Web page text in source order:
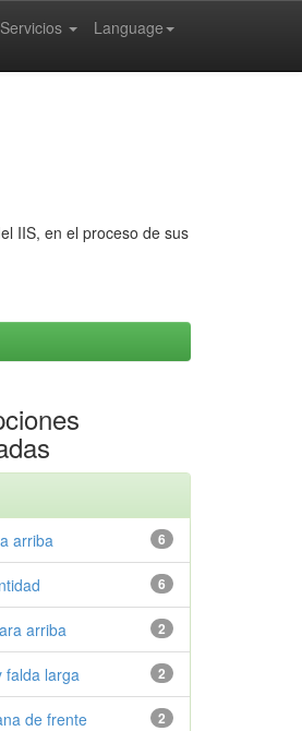
Language
Servicios
IIS, en el proceso de sus
6
arriba
6
2
arriba
2
falda larga
2
de frente